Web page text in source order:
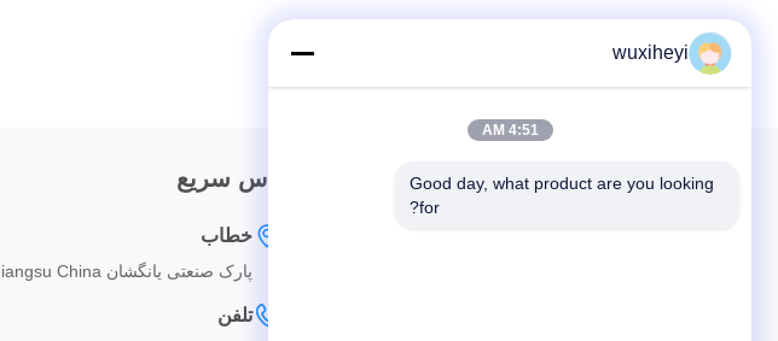
لینک سریع تماس سریع
خطاب
پارک صنعتی یانگشان Huishan District Wuxi Jiangsu China
تلفن
wuxiheyi
4:51 AM
Good day, what product are you looking
for?